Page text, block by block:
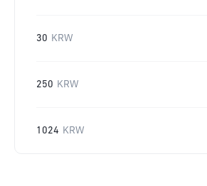
30 KRW
250 KRW
1024 KRW